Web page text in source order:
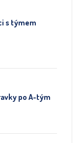
s týmem
po A-tým